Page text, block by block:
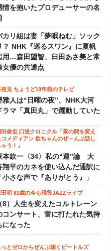
情を抱いたプロデューサーの名
カリ組は妻「夢眠ねむ」ソック
？ NHK『巡るスワン』に夏帆
用…森田望智、臼田あさ美と常
女優の共通点
発見 ちょうど10年前のテレビ
雅人は“日曜の夜”、NHK大河
ラマ「真田丸」で躍動していた
田俊也 口述クロニクル「茶の間を変え
コメディアン 欽ちゃんのぜ～んぶ話し
う！」
本欽一〈34〉私の“運”論 大
翔平のカネを使い込んだ通訳に
「小さな声で『ありがとう』」
田明 81歳の今も現役JAZZライブ
（8）人生を変えたコルトレーン
コンサート、雷に打たれた気持
になった
っとゼロからぜんぶ聴くビートルズ